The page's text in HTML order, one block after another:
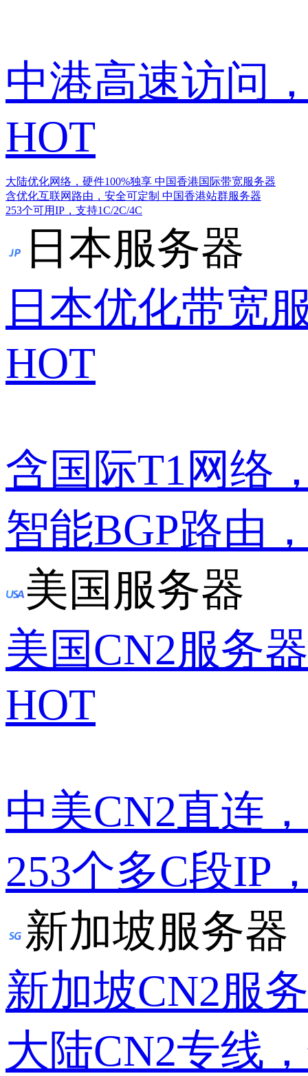
中港高速访问
HOT
大陆优化网络，硬件100%独享 中国香港国际带宽服务器
含优化互联网路由，安全可定制 中国香港站群服务器
253个可用IP，支持1C/2C/4C
日本服务器
日本优化带宽
HOT
含国际T1网络
智能BGP路由
美国服务器
美国CN2服务器
HOT
中美CN2直连
253个多C段IP
新加坡服务器
新加坡CN2服
大陆CN2专线